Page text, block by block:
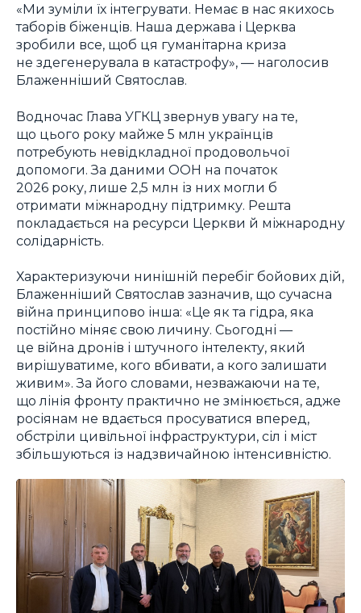
«Ми зуміли їх інтегрувати. Немає в нас якихось
таборів біженців. Наша держава і Церква
зробили все, щоб ця гуманітарна криза
не здегенерувала в катастрофу», — наголосив
Блаженніший Святослав.
Водночас Глава УГКЦ звернув увагу на те,
що цього року майже 5 млн українців
потребують невідкладної продовольчої
допомоги. За даними ООН на початок
2026 року, лише 2,5 млн із них могли б
отримати міжнародну підтримку. Решта
покладається на ресурси Церкви й міжнародну
солідарність.
Характеризуючи нинішній перебіг бойових дій,
Блаженніший Святослав зазначив, що сучасна
війна принципово інша: «Це як та гідра, яка
постійно міняє свою личину. Сьогодні —
це війна дронів і штучного інтелекту, який
вирішуватиме, кого вбивати, а кого залишати
живим». За його словами, незважаючи на те,
що лінія фронту практично не змінюється, адже
росіянам не вдається просуватися вперед,
обстріли цивільної інфраструктури, сіл і міст
збільшуються із надзвичайною інтенсивністю.